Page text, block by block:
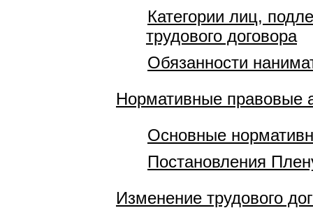
Категории лиц,
трудового договора
Обязанности
Нормативные правовые
Основные
Постановления
Изменение трудового